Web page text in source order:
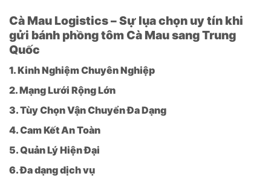
Cà Mau Logistics – Sự lụa chọn uy tín khi
gửi bánh phồng tôm Cà Mau sang Trung
Quốc
1. Kinh Nghiệm Chuyên Nghiệp
2. Mạng Lưới Rộng Lớn
3. Tùy Chọn Vận Chuyển Đa Dạng
4. Cam Kết An Toàn
5. Quản Lý Hiện Đại
6. Đa dạng dịch vụ